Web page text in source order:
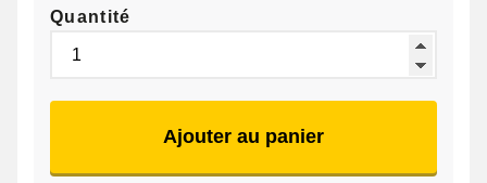
Quantité
Ajouter au panier